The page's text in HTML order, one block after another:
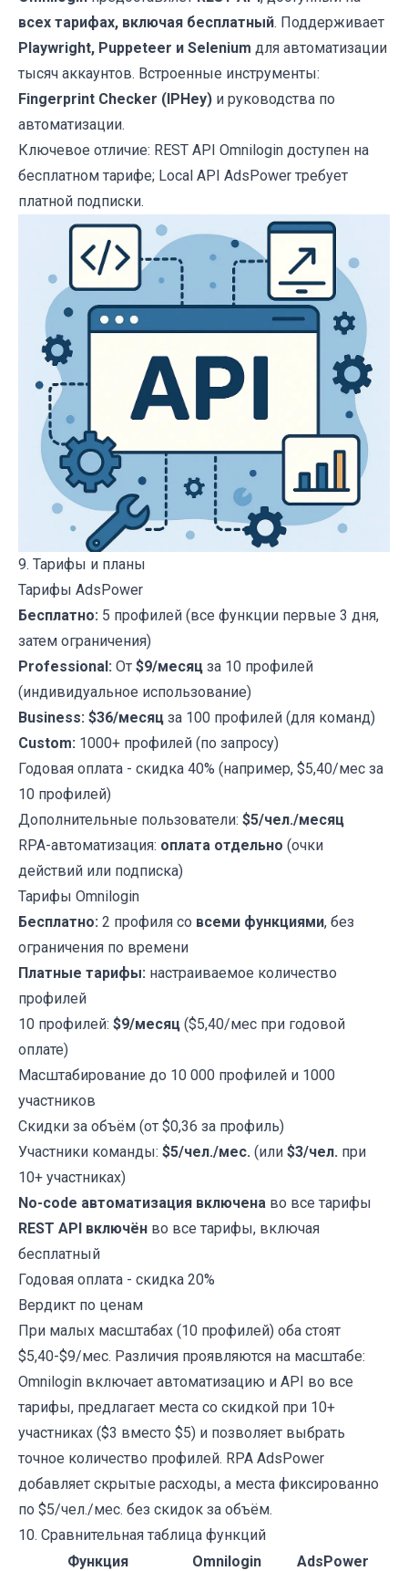
всех тарифах, включая бесплатный. Поддерживает
Playwright, Puppeteer и Selenium для автоматизации
тысяч аккаунтов. Встроенные инструменты:
Fingerprint Checker (IPHey) и руководства по
автоматизации.
Ключевое отличие: REST API Omnilogin доступен на
бесплатном тарифе; Local API AdsPower требует
платной подписки.
9. Тарифы и планы
Тарифы AdsPower
Бесплатно: 5 профилей (все функции первые 3 дня,
затем ограничения)
Professional: От $9/месяц за 10 профилей
(индивидуальное использование)
Business: $36/месяц за 100 профилей (для команд)
Custom: 1000+ профилей (по запросу)
Годовая оплата - скидка 40% (например, $5,40/мес за
10 профилей)
Дополнительные пользователи: $5/чел./месяц
RPA-автоматизация: оплата отдельно (очки
действий или подписка)
Тарифы Omnilogin
Бесплатно: 2 профиля со всеми функциями, без
ограничения по времени
Платные тарифы: настраиваемое количество
профилей
10 профилей: $9/месяц ($5,40/мес при годовой
оплате)
Масштабирование до 10 000 профилей и 1000
участников
Скидки за объём (от $0,36 за профиль)
Участники команды: $5/чел./мес. (или $3/чел. при
10+ участниках)
No-code автоматизация включена во все тарифы
REST API включён во все тарифы, включая
бесплатный
Годовая оплата - скидка 20%
Вердикт по ценам
При малых масштабах (10 профилей) оба стоят
$5,40-$9/мес. Различия проявляются на масштабе:
Omnilogin включает автоматизацию и API во все
тарифы, предлагает места со скидкой при 10+
участниках ($3 вместо $5) и позволяет выбрать
точное количество профилей. RPA AdsPower
добавляет скрытые расходы, а места фиксированно
по $5/чел./мес. без скидок за объём.
10. Сравнительная таблица функций
Функция
Omnilogin
AdsPower